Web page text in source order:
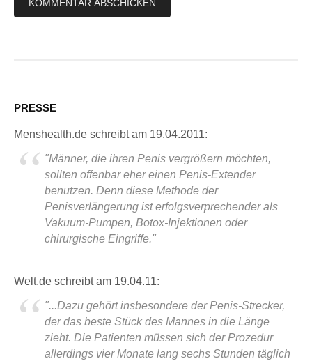
PRESSE
Menshealth.de schreibt am 19.04.2011:
"Männer, die ihren Penis vergrößern möchten,
sollten offenbar eher einen Penis-Extender
benutzen. Denn diese Methode der
Penisverlängerung ist erfolgsverprechender als
Vakuum-Pumpen, Botox-Injektionen oder
chirurgische Eingriffe."
Welt.de schreibt am 19.04.11:
"...Dazu gehört insbesondere der Penis-Strecker,
der das beste Stück des Mannes in die Länge
zieht. Die Patienten müssen sich der Prozedur
allerdings vier Monate lang sechs Stunden täglich